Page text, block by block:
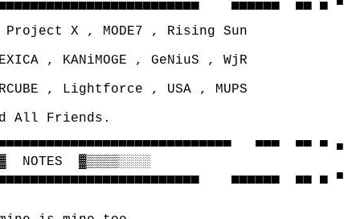
X , MODE7 , Rising Sun
, KANiMOGE , GeNiuS , WjR
, Lightforce , USA , MUPS
All Friends.
▀▀▀  ▀▀ ▀ ■
NOTES  ▓▒▒▒▒░░░░
▄▄▄▄▄▄  ▄▄ ▄ ■